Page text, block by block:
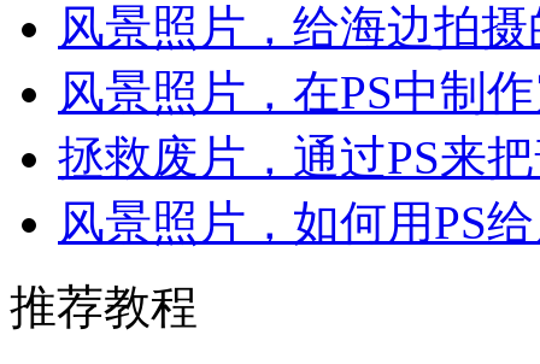
风景照片，给海边拍
风景照片，在PS中制
拯救废片，通过PS来
风景照片，如何用PS
推荐教程